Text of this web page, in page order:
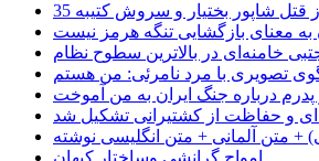
قتل شاپور بختیار و سروش کتیبه
به معنای بازگشایی تنگه هرمز نیست
خامنه‌ای در بالاترین سطوح نظام
پدرم درباره جنگ ایران به من آموخت
و حفاظت از کشتیرانی تشکیل شد
+ متن آلمانی + متن انگلیسی نوشته